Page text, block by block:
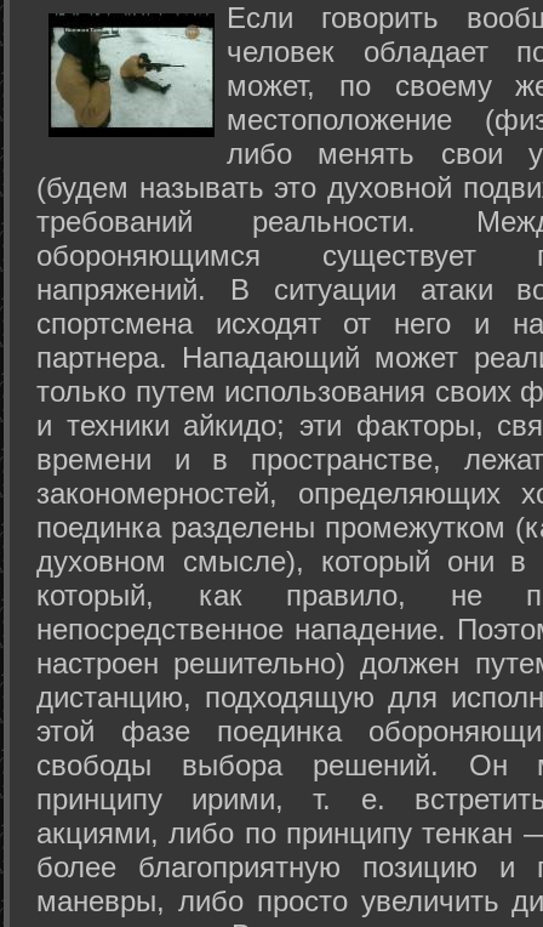
Если говорить
человек обладает
может, по своему
местоположение
либо менять свои
(будем называть это духовной
требований реальности.
обороняющимся существует
напряжений. В ситуации атаки
спортсмена исходят от него и
партнера. Нападающий может
только путем использования своих
и техники айкидо; эти факторы,
времени и в пространстве,
закономерностей, определяющих
поединка разделены промежутком
духовном смысле), который они в
который, как правило, не
непосредственное нападение.
настроен решительно) должен
дистанцию, подходящую для
этой фазе поединка
свободы выбора решений. Он
принципу ирими, т. е.
акциями, либо по принципу тенкан
более благоприятную позицию и
маневры, либо просто увеличить